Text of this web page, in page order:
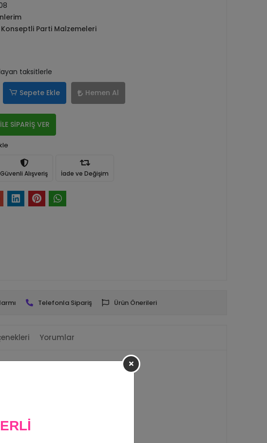
Konseptli Parti Malzemeleri
taksitlerle
Sepete Ekle Hemen Al
SİPARİŞ VER
Güvenli Alışveriş İade ve Değişim
Telefonla Sipariş Ürün Önerileri
Yorumlar